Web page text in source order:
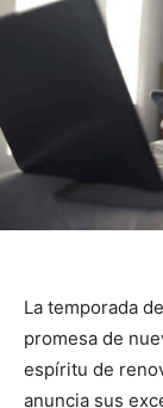
La temporada
promesa de
espíritu de
anuncia sus